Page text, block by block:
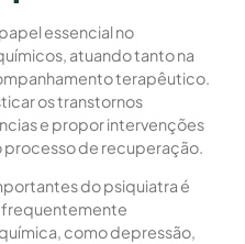
essencial no
atuando tanto na
terapêutico.
os transtornos
e propor intervenções
processo de recuperação.
do psiquiatra é
como depressão,